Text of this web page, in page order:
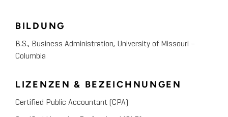
BILDUNG
B.S., Business Administration, University of Missouri –
Columbia
LIZENZEN & BEZEICHNUNGEN
Certified Public Accountant (CPA)